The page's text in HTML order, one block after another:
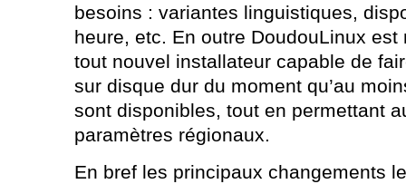
besoins : variantes linguistiques,
heure, etc. En outre DoudouLinux
tout nouvel installateur capable de
sur disque dur du moment qu’au
sont disponibles, tout en permettant
paramètres régionaux.
En bref les principaux changements